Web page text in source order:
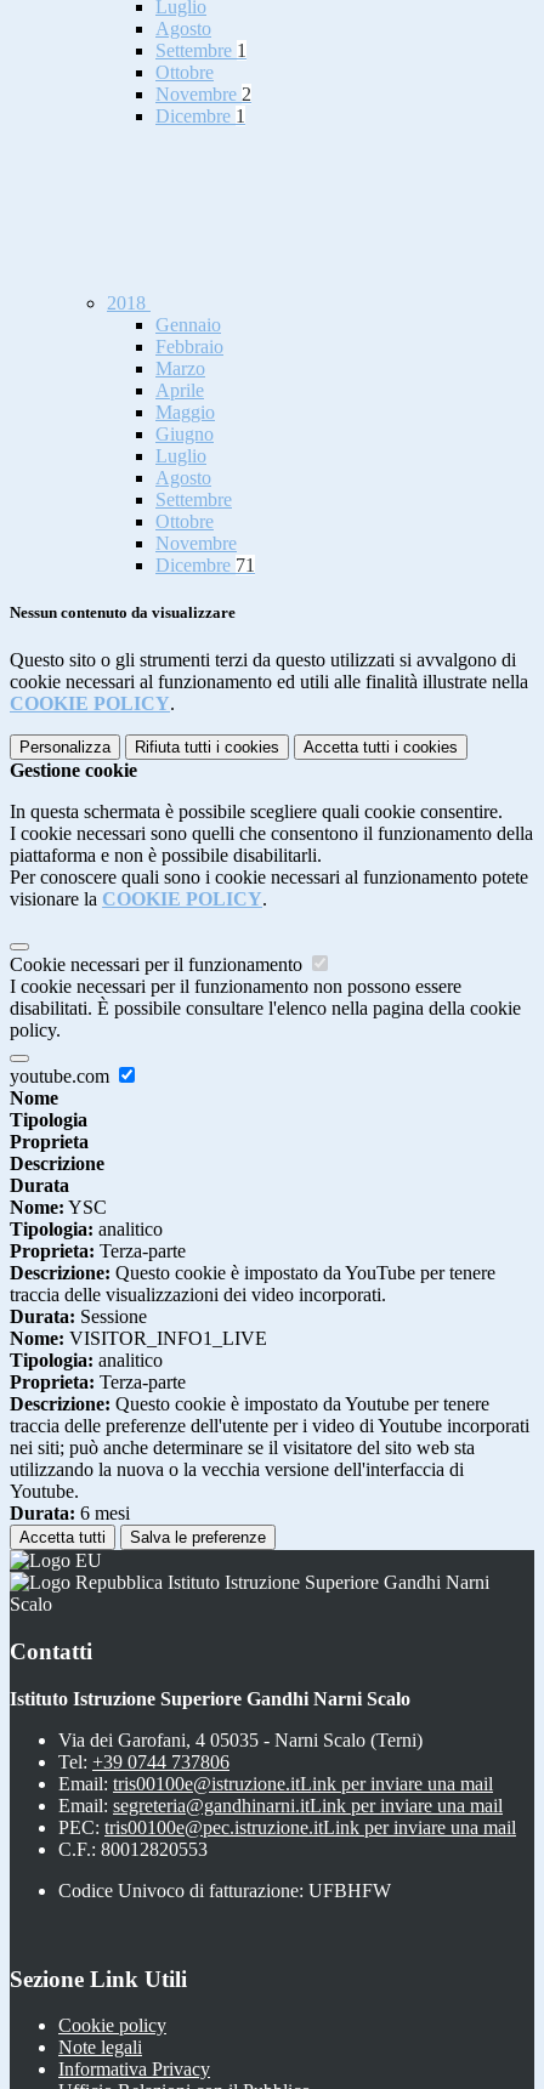
Luglio
Agosto
Settembre 1
Ottobre
Novembre 2
Dicembre 1
2018
Gennaio
Febbraio
Marzo
Aprile
Maggio
Giugno
Luglio
Agosto
Settembre
Ottobre
Novembre
Dicembre 71
Nessun contenuto da visualizzare
Questo sito o gli strumenti terzi da questo utilizzati si avvalgono di
cookie necessari al funzionamento ed utili alle finalità illustrate nella
COOKIE POLICY.
Personalizza Rifiuta tutti i cookies Accetta tutti i cookies
Gestione cookie
In questa schermata è possibile scegliere quali cookie consentire.
I cookie necessari sono quelli che consentono il funzionamento della
piattaforma e non è possibile disabilitarli.
Per conoscere quali sono i cookie necessari al funzionamento potete
visionare la COOKIE POLICY.
Cookie necessari per il funzionamento
I cookie necessari per il funzionamento non possono essere
disabilitati. È possibile consultare l'elenco nella pagina della cookie
policy.
youtube.com
Nome
Tipologia
Proprieta
Descrizione
Durata
Nome: YSC
Tipologia: analitico
Proprieta: Terza-parte
Descrizione: Questo cookie è impostato da YouTube per tenere
traccia delle visualizzazioni dei video incorporati.
Durata: Sessione
Nome: VISITOR_INFO1_LIVE
Tipologia: analitico
Proprieta: Terza-parte
Descrizione: Questo cookie è impostato da Youtube per tenere
traccia delle preferenze dell'utente per i video di Youtube incorporati
nei siti; può anche determinare se il visitatore del sito web sta
utilizzando la nuova o la vecchia versione dell'interfaccia di
Youtube.
Durata: 6 mesi
Accetta tutti Salva le preferenze
Istituto Istruzione Superiore Gandhi Narni
Scalo
Contatti
Istituto Istruzione Superiore Gandhi Narni Scalo
Via dei Garofani, 4 05035 - Narni Scalo (Terni)
Tel: +39 0744 737806
Email: tris00100e@istruzione.itLink per inviare una mail
Email: segreteria@gandhinarni.itLink per inviare una mail
PEC: tris00100e@pec.istruzione.itLink per inviare una mail
C.F.: 80012820553
Codice Univoco di fatturazione: UFBHFW
Sezione Link Utili
Cookie policy
Note legali
Informativa Privacy